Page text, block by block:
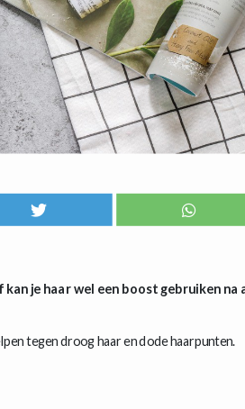
je haar wel een boost gebruiken na
tegen droog haar en dode haarpunten.